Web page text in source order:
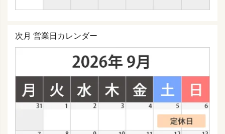
次月 営業日カレンダー